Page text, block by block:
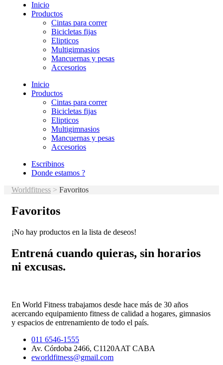
Inicio
Productos
Cintas para correr
Bicicletas fijas
Elipticos
Multigimnasios
Mancuernas y pesas
Accesorios
Inicio
Productos
Cintas para correr
Bicicletas fijas
Elipticos
Multigimnasios
Mancuernas y pesas
Accesorios
Escribinos
Donde estamos ?
Worldfitness > Favoritos
Favoritos
¡No hay productos en la lista de deseos!
Entrená cuando quieras, sin horarios
ni excusas.
En World Fitness trabajamos desde hace más de 30 años
acercando equipamiento fitness de calidad a hogares, gimnasios
y espacios de entrenamiento de todo el país.
011 6546-1555
Av. Córdoba 2466, C1120AAT CABA
eworldfitness@gmail.com